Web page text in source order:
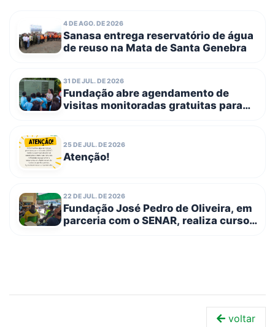
4 DE AGO. DE 2026
Sanasa entrega reservatório de água
de reuso na Mata de Santa Genebra
31 DE JUL. DE 2026
Fundação abre agendamento de
visitas monitoradas gratuitas para
25 DE JUL. DE 2026
Atenção!
22 DE JUL. DE 2026
Fundação José Pedro de Oliveira, em
parceria com o SENAR, realiza curso
voltar